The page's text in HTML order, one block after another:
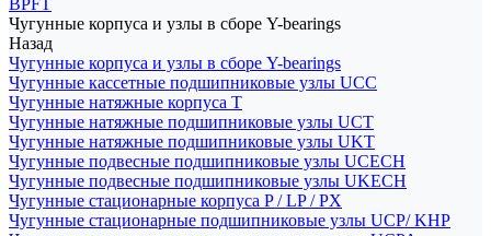
BPFT
Чугунные корпуса и узлы в сборе Y-bearings
Назад
Чугунные корпуса и узлы в сборе Y-bearings
Чугунные кассетные подшипниковые узлы UCC
Чугунные натяжные корпуса T
Чугунные натяжные подшипниковые узлы UCT
Чугунные натяжные подшипниковые узлы UKT
Чугунные подвесные подшипниковые узлы UCECH
Чугунные подвесные подшипниковые узлы UKECH
Чугунные стационарные корпуса P / LP / PX
Чугунные стационарные подшипниковые узлы UCP/ KHP